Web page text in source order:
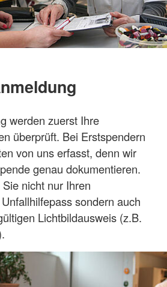
werden zuerst Ihre
überprüft. Bei Erstspendern
von uns erfasst, denn wir
genau dokumentieren.
nicht nur Ihren
sondern auch
Lichtbildausweis (z.B.